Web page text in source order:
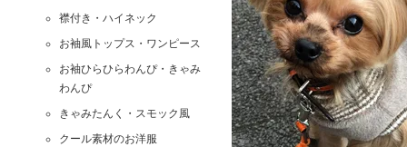
襟付き・ハイネック
お袖風トップス・ワンピース
お袖ひらひらわんぴ・きゃみ
わんぴ
きゃみたんく・スモック風
クール素材のお洋服